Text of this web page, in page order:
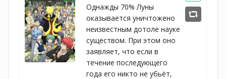
Однажды 70% Луны
оказывается уничтожено
неизвестным дотоле науке
существом. При этом оно
заявляет, что если в
течение последующего
года его никто не убьёт,